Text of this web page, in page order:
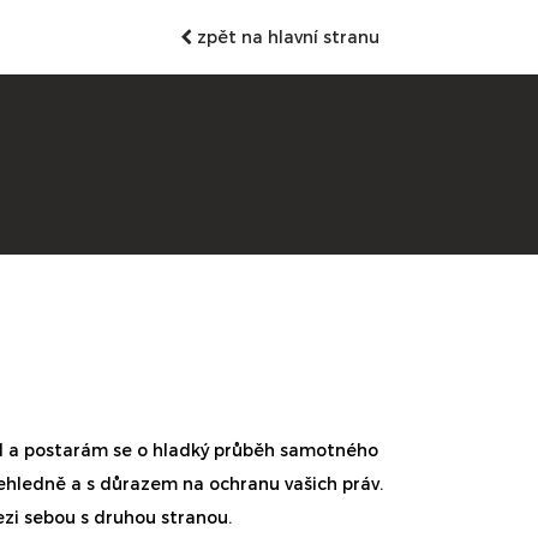
zpět na hlavní stranu
postarám se o hladký průběh samotného
a s důrazem na ochranu vašich práv.
sebou s druhou stranou.